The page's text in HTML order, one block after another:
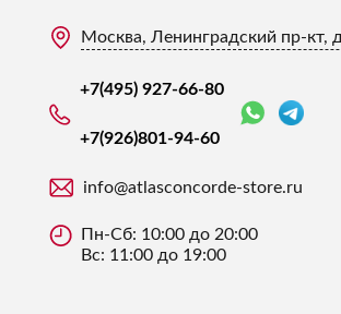
Москва, Ленинградский пр-кт,
+7(495) 927-66-80
+7(926)801-94-60
info@atlasconcorde-store.ru
Пн-Сб: 10:00 до 20:00
Вс: 11:00 до 19:00